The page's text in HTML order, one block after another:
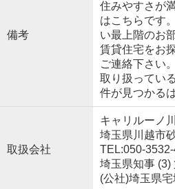
備考
住みやすさが
はこちらです
い最上階のお
賃貸住宅をお
ご連絡下さい
取り扱ってい
件が見つかる
取扱会社
キャリルーノ
埼玉県川越市
TEL:050-
埼玉県知事 (3)
(公社)埼玉県